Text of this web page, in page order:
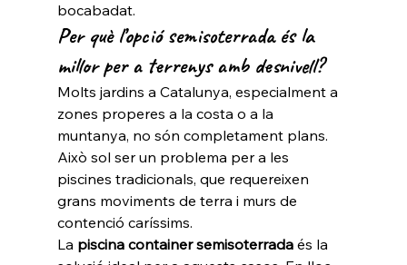
bocabadat.
Per què l’opció semisoterrada és la
millor per a terrenys amb desnivell?
Molts jardins a Catalunya, especialment a
zones properes a la costa o a la
muntanya, no són completament plans.
Això sol ser un problema per a les
piscines tradicionals, que requereixen
grans moviments de terra i murs de
contenció caríssims.
La piscina container semisoterrada és la